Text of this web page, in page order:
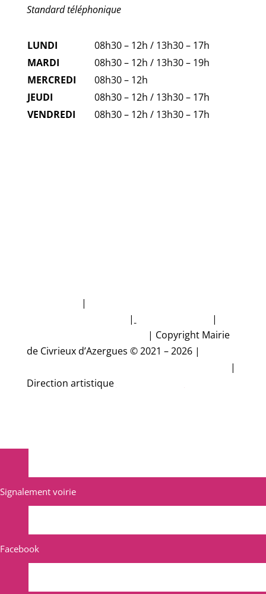
Standard téléphonique
LUNDI
08h30 – 12h / 13h30 – 17h
MARDI
08h30 – 12h / 13h30 – 19h
MERCREDI
08h30 – 12h
JEUDI
08h30 – 12h / 13h30 – 17h
VENDREDI
08h30 – 12h / 13h30 – 17h
|
|
|
| Copyright Mairie
de Civrieux d’Azergues © 2021 – 2026 |
|
Direction artistique
Signalement voirie
Facebook